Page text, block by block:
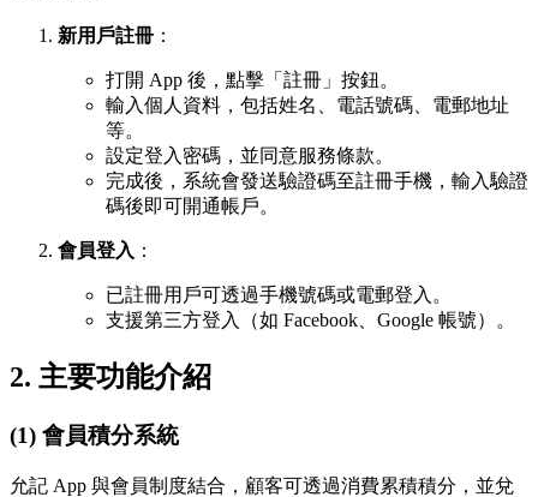
新用戶註冊 ：
打開 App 後，點擊「註冊」按鈕。
輸入個人資料，包括姓名、電話號碼、電郵地址
等。
設定登入密碼，並同意服務條款。
完成後，系統會發送驗證碼至註冊手機，輸入驗證
碼後即可開通帳戶。
會員登入 ：
已註冊用戶可透過手機號碼或電郵登入。
支援第三方登入（如 Facebook、Google 帳號）。
2. 主要功能介紹
(1) 會員積分系統
允記 App 與會員制度結合，顧客可透過消費累積積分，並兌